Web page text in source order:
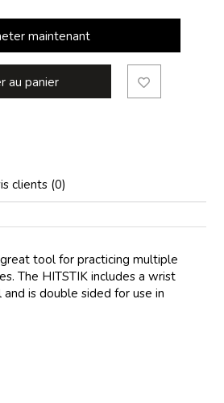
maintenant
au panier
clients (0)
tool for practicing multiple
The HITSTIK includes a wrist
is double sided for use in